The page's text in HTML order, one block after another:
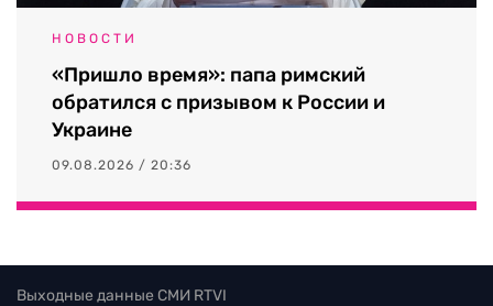
НОВОСТИ
«Пришло время»: папа римский
обратился с призывом к России и
Украине
09.08.2026 / 20:36
Выходные данные СМИ RTVI